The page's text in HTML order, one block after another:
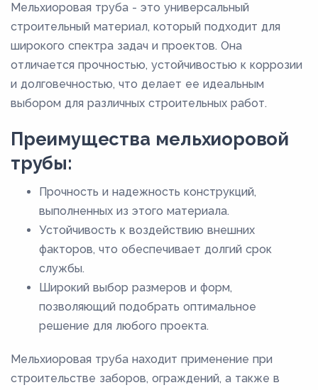
Мельхиоровая труба - это универсальный
строительный материал, который подходит для
широкого спектра задач и проектов. Она
отличается прочностью, устойчивостью к коррозии
и долговечностью, что делает ее идеальным
выбором для различных строительных работ.
Преимущества мельхиоровой
трубы:
Прочность и надежность конструкций,
выполненных из этого материала.
Устойчивость к воздействию внешних
факторов, что обеспечивает долгий срок
службы.
Широкий выбор размеров и форм,
позволяющий подобрать оптимальное
решение для любого проекта.
Мельхиоровая труба находит применение при
строительстве заборов, ограждений, а также в